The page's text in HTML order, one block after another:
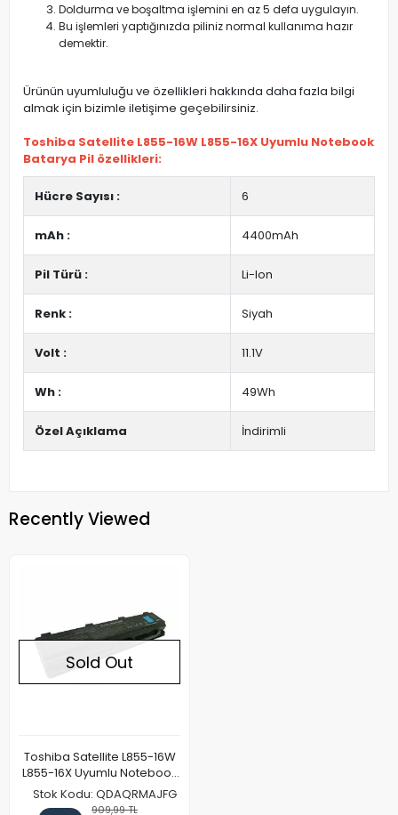
Doldurma ve boşaltma işlemini en az 5 defa uygulayın.
Bu işlemleri yaptığınızda piliniz normal kullanıma hazır
demektir.
Ürünün uyumluluğu ve özellikleri hakkında daha fazla bilgi
almak için bizimle iletişime geçebilirsiniz.
Toshiba Satellite L855-16W L855-16X Uyumlu Notebook
Batarya Pil özellikleri:
Hücre Sayısı : 6
mAh : 4400mAh
Pil Türü : Li-Ion
Renk : Siyah
Volt : 11.1V
Wh : 49Wh
Özel Açıklama İndirimli
Recently Viewed
Sold Out
Toshiba Satellite L855-16W
L855-16X Uyumlu Notebook
Batarya Pil
Stok Kodu: QDAQRMAJFG
909,99 TL